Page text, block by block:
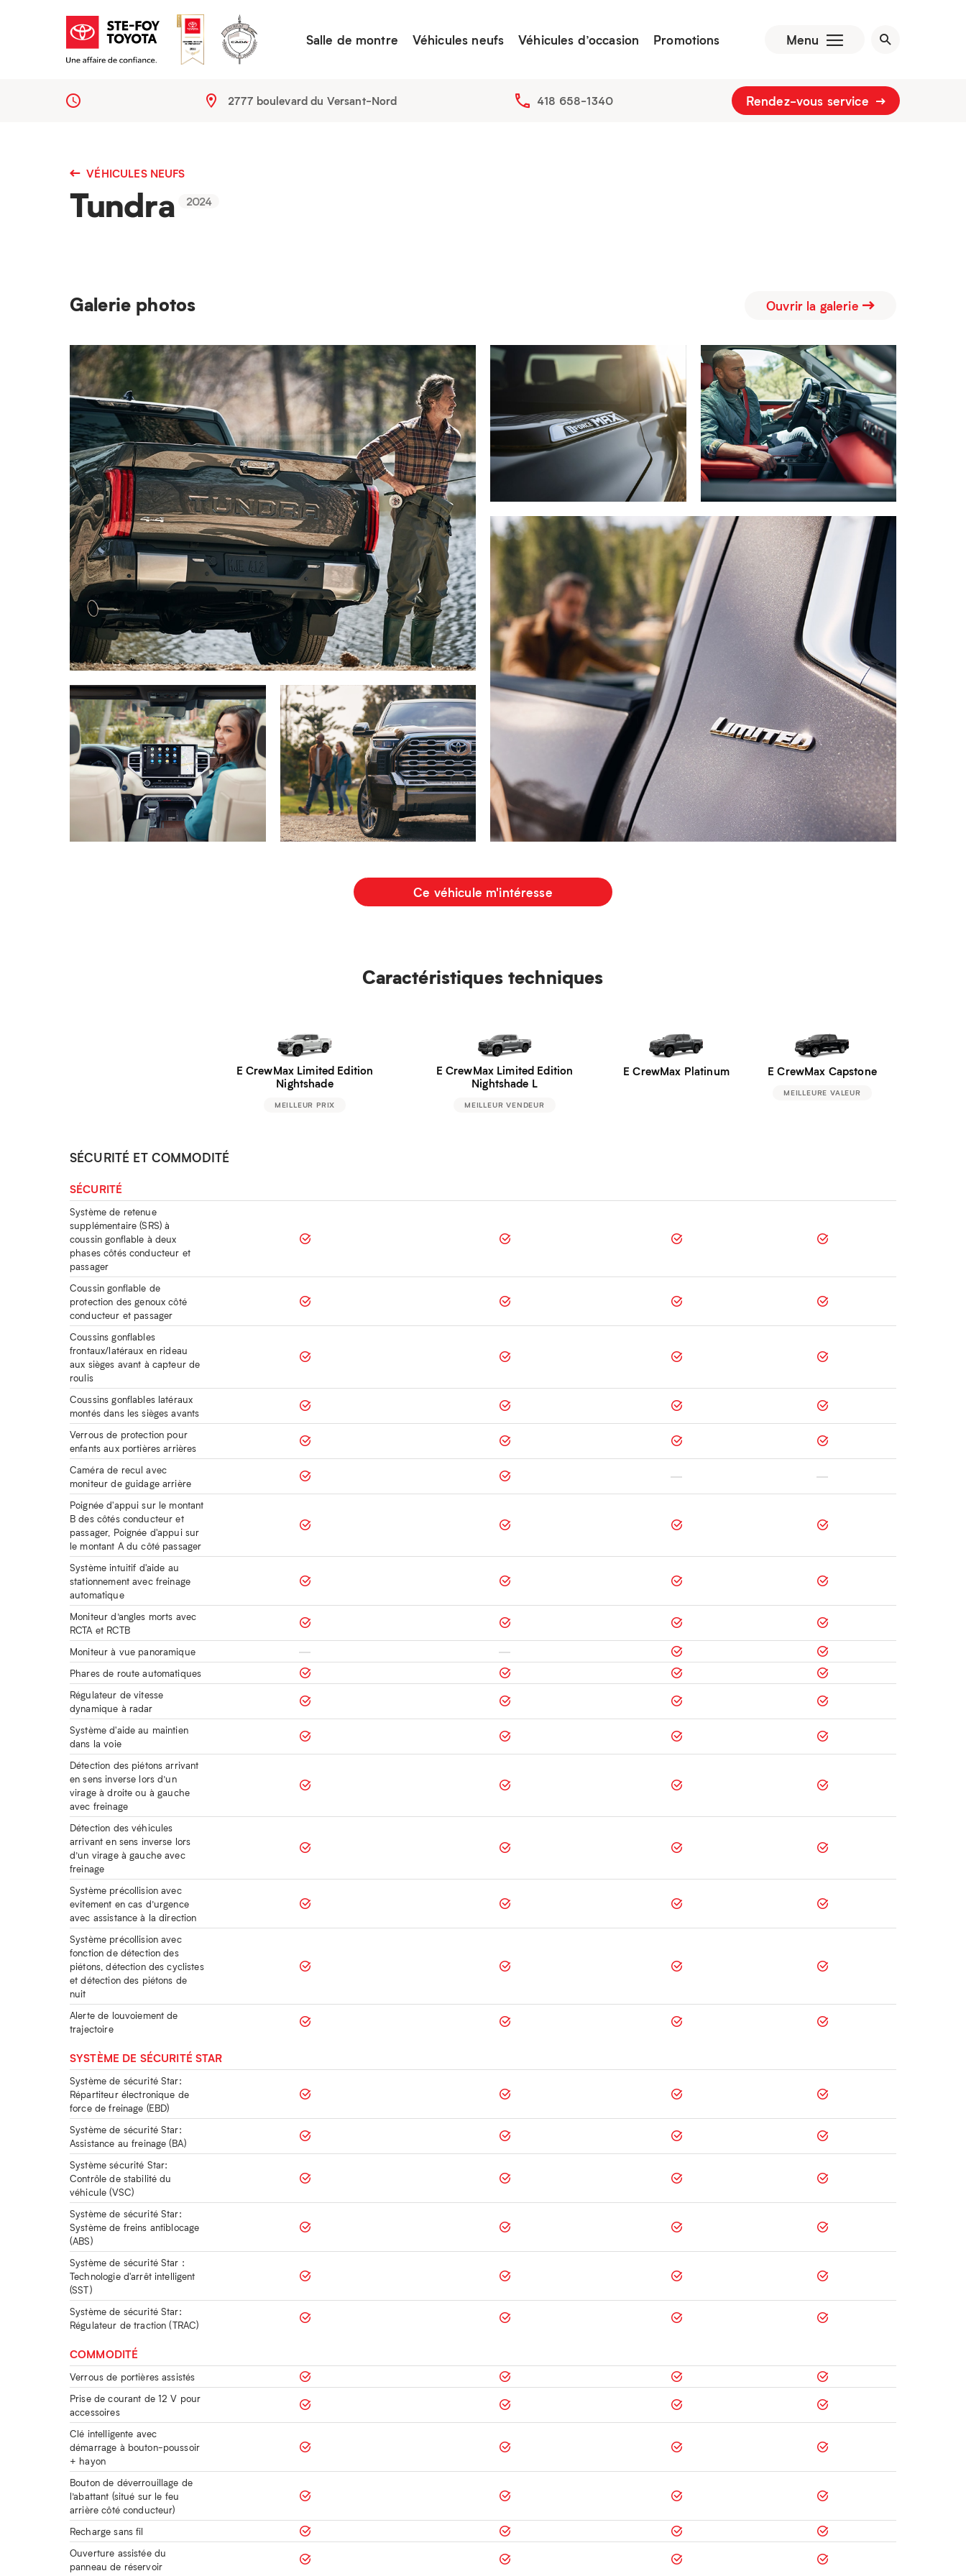
Salle de montre Véhicules neufs Véhicules d’occasion Promotions Menu
2777 boulevard du Versant-Nord 418 658-1340 Rendez-vous service
VÉHICULES NEUFS
Tundra 2024
Galerie photos Ouvrir la galerie
Ce véhicule m'intéresse
Caractéristiques techniques
E CrewMax Limited Edition
Nightshade
MEILLEUR PRIX
E CrewMax Limited Edition
Nightshade L
MEILLEUR VENDEUR
E CrewMax Platinum E CrewMax Capstone
MEILLEURE VALEUR
SÉCURITÉ ET COMMODITÉ
SÉCURITÉ
Système de retenue
supplémentaire (SRS) à
coussin gonflable à deux
phases côtés conducteur et
passager
Coussin gonflable de
protection des genoux côté
conducteur et passager
Coussins gonflables
frontaux/latéraux en rideau
aux sièges avant à capteur de
roulis
Coussins gonflables latéraux
montés dans les sièges avants
Verrous de protection pour
enfants aux portières arrières
Caméra de recul avec
moniteur de guidage arrière
Poignée d'appui sur le montant
B des côtés conducteur et
passager, Poignée d'appui sur
le montant A du côté passager
Système intuitif d'aide au
stationnement avec freinage
automatique
Moniteur d’angles morts avec
RCTA et RCTB
Moniteur à vue panoramique
Phares de route automatiques
Régulateur de vitesse
dynamique à radar
Système d'aide au maintien
dans la voie
Détection des piétons arrivant
en sens inverse lors d’un
virage à droite ou à gauche
avec freinage
Détection des véhicules
arrivant en sens inverse lors
d’un virage à gauche avec
freinage
Système précollision avec
evitement en cas d’urgence
avec assistance à la direction
Système précollision avec
fonction de détection des
piétons, détection des cyclistes
et détection des piétons de
nuit
Alerte de louvoiement de
trajectoire
SYSTÈME DE SÉCURITÉ STAR
Système de sécurité Star:
Répartiteur électronique de
force de freinage (EBD)
Système de sécurité Star:
Assistance au freinage (BA)
Système sécurité Star:
Contrôle de stabilité du
véhicule (VSC)
Système de sécurité Star:
Système de freins antiblocage
(ABS)
Système de sécurité Star :
Technologie d'arrêt intelligent
(SST)
Système de sécurité Star:
Régulateur de traction (TRAC)
COMMODITÉ
Verrous de portières assistés
Prise de courant de 12 V pour
accessoires
Clé intelligente avec
démarrage à bouton-poussoir
+ hayon
Bouton de déverrouillage de
l’abattant (situé sur le feu
arrière côté conducteur)
Recharge sans fil
Ouverture assistée du
panneau de réservoir